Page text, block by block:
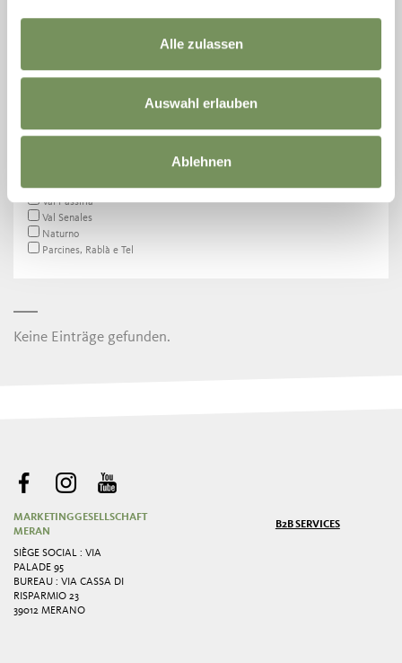
Alle zulassen
Auswahl erlauben
Ablehnen
Hafling - Vöran - Meran 2000
Tesimo - Prissiano
Val d’Ultimo
Marlengo
Val Passiria
Val Senales
Naturno
Parcines, Rablà e Tel
Keine Einträge gefunden.
MARKETINGGESELLSCHAFT
MERAN
SIÈGE SOCIAL : VIA
PALADE 95
BUREAU : VIA CASSA DI
RISPARMIO 23
39012 MERANO
B2B SERVICES